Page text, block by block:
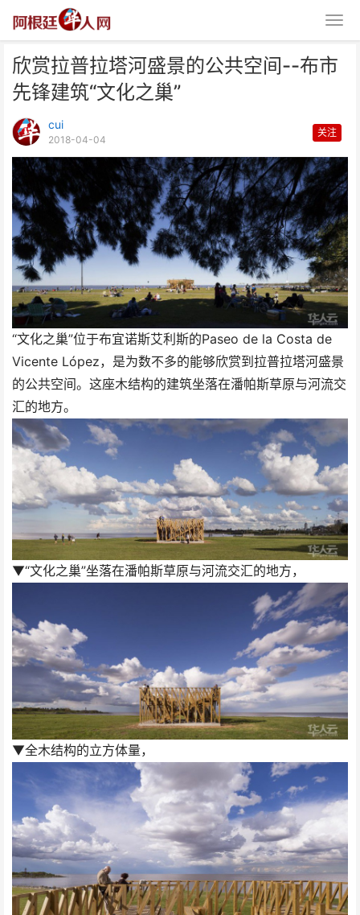
欣赏拉普拉塔河盛景的公共空间--布市
先锋建筑“文化之巢”
cui
2018-04-04
关注
“文化之巢”位于布宜诺斯艾利斯的Paseo de la Costa de
Vicente López，是为数不多的能够欣赏到拉普拉塔河盛景
的公共空间。这座木结构的建筑坐落在潘帕斯草原与河流交
汇的地方。
▼“文化之巢”坐落在潘帕斯草原与河流交汇的地方，
▼全木结构的立方体量，
欣赏拉普拉塔河盛景的公共空间--
布市先锋建筑“文化之